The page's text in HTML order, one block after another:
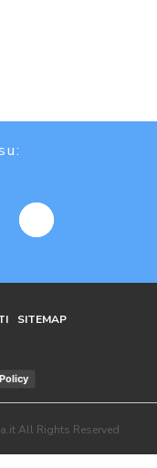
SITEMAP
All Rights Reserved